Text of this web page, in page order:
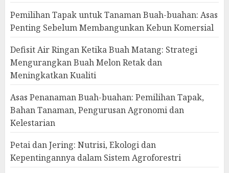
Pemilihan Tapak untuk Tanaman Buah-buahan: Asas
Penting Sebelum Membangunkan Kebun Komersial
Defisit Air Ringan Ketika Buah Matang: Strategi
Mengurangkan Buah Melon Retak dan
Meningkatkan Kualiti
Asas Penanaman Buah-buahan: Pemilihan Tapak,
Bahan Tanaman, Pengurusan Agronomi dan
Kelestarian
Petai dan Jering: Nutrisi, Ekologi dan
Kepentingannya dalam Sistem Agroforestri